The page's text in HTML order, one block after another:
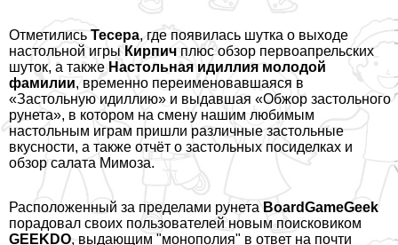
Отметились Тесера, где появилась шутка о выходе
настольной игрыКирпичплюс обзор первоапрельских
шуток, а также Настольная идиллия молодой
фамилии, временно переименовавшаяся в
«Застольную идиллию» и выдавшая «Обжор застольного
рунета», в котором на смену нашим любимым
настольным играм пришли различные застольные
вкусности, а также отчёт о застольных посиделках и
обзор салата Мимоза.
Расположенный за пределами рунета BoardGameGeek
порадовал своих пользователей новым поисковиком
GEEKDO, выдающим "монополия" в ответ на почти